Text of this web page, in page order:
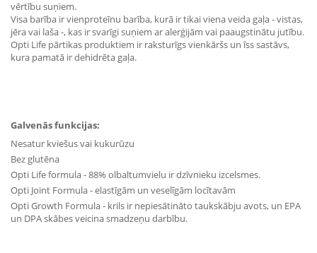
vērtību suņiem.
Visa barība ir vienproteīnu barība, kurā ir tikai viena veida gaļa - vistas,
jēra vai laša -, kas ir svarīgi suņiem ar alerģijām vai paaugstinātu jutību.
Opti Life pārtikas produktiem ir raksturīgs vienkāršs un īss sastāvs,
kura pamatā ir dehidrēta gaļa.
Galvenās funkcijas:
Nesatur kviešus vai kukurūzu
Bez glutēna
Opti Life formula - 88% olbaltumvielu ir dzīvnieku izcelsmes.
Opti Joint Formula - elastīgām un veselīgām locītavām
Opti Growth Formula - krils ir nepiesātināto taukskābju avots, un EPA
un DPA skābes veicina smadzeņu darbību.